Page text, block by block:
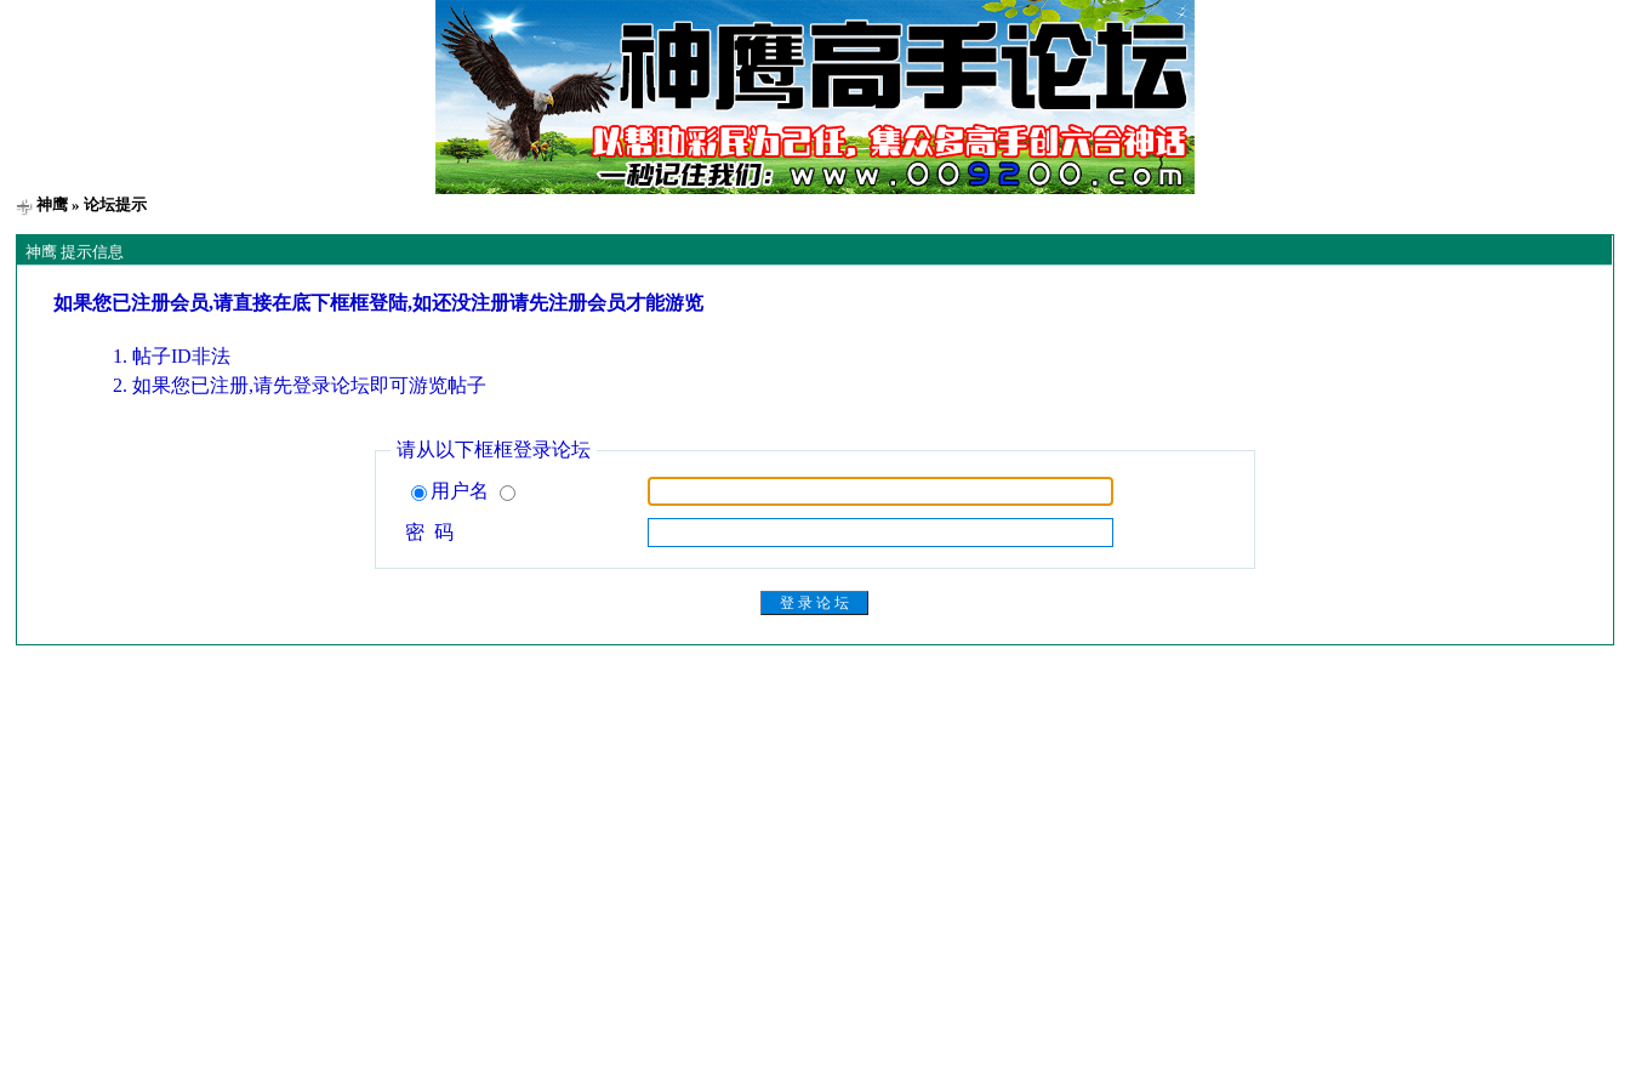
神鹰 » 论坛提示
神鹰 提示信息
如果您已注册会员,请直接在底下框框登陆,如还没注册请先注册会员才能游览
帖子ID非法
如果您已注册,请先登录论坛即可游览帖子
请从以下框框登录论坛
用户名
密 码